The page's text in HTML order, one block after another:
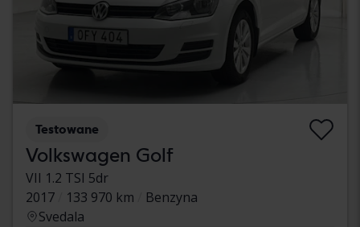
Testowane
Volkswagen Golf
VII 1.2 TSI 5dr
2017
133 970 km
Benzyna
Svedala